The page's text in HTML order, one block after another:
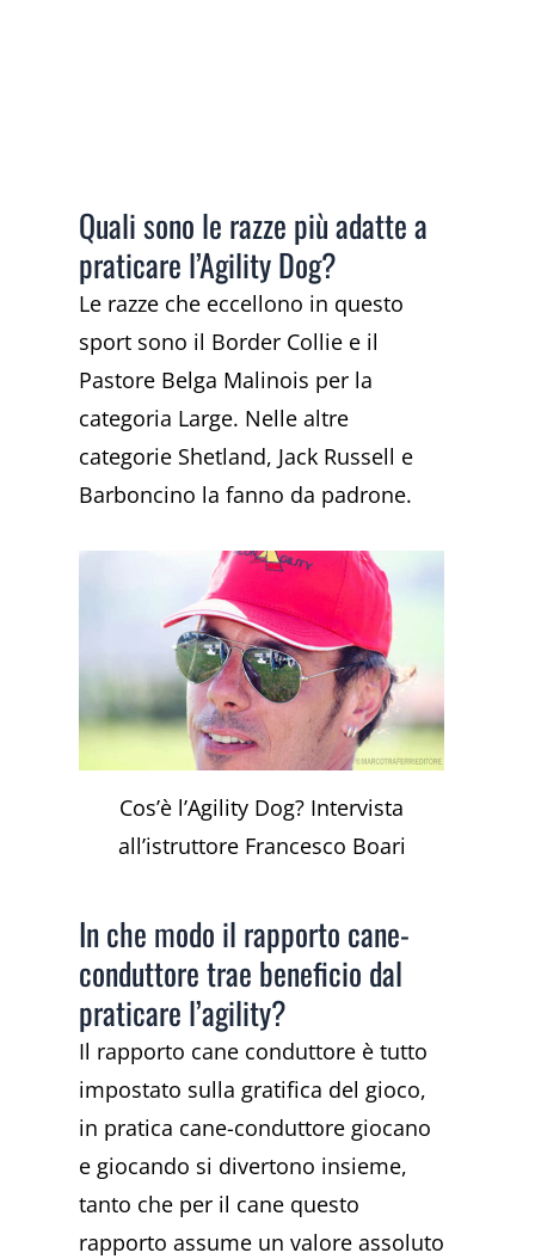
Quali sono le razze più adatte a
praticare l’Agility Dog?
Le razze che eccellono in questo
sport sono il Border Collie e il
Pastore Belga Malinois per la
categoria Large. Nelle altre
categorie Shetland, Jack Russell e
Barboncino la fanno da padrone.
Cos’è l’Agility Dog? Intervista
all’istruttore Francesco Boari
In che modo il rapporto cane-
conduttore trae beneficio dal
praticare l’agility?
Il rapporto cane conduttore è tutto
impostato sulla gratifica del gioco,
in pratica cane-conduttore giocano
e giocando si divertono insieme,
tanto che per il cane questo
rapporto assume un valore assoluto